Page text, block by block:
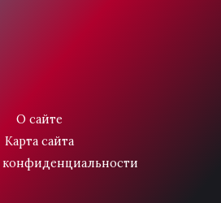
О сайте
Карта сайта